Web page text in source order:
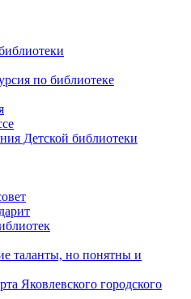
по библиотеке
Детской библиотеки
таланты, но понятны и
Яковлевского городского